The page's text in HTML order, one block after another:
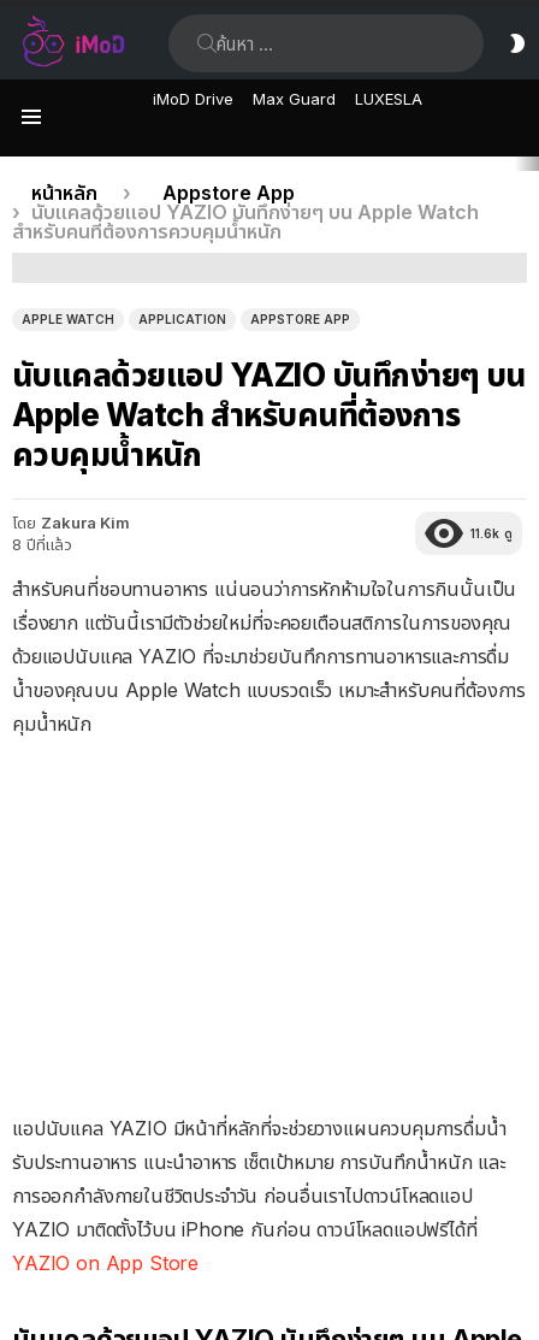
iMoD Drive Max Guard LUXESLA
เรื่อง
ล่าสุด
คุณอยู่ที่นี่:
หน้าหลัก
Appstore App
นับแคลด้วยแอป YAZIO บันทึกง่ายๆ บน Apple Watch
สำหรับคนที่ต้องการควบคุมน้ำหนัก
APPLE WATCH APPLICATION APPSTORE APP
นับแคลด้วยแอป YAZIO บันทึกง่ายๆ บน
Apple Watch สำหรับคนที่ต้องการ
ควบคุมน้ำหนัก
โดย Zakura Kim
8 ปีที่แล้ว
11.6k ดู
สำหรับคนที่ชอบทานอาหาร แน่นอนว่าการหักห้ามใจในการกินนั้นเป็น
เรื่องยาก แต่วันนี้เรามีตัวช่วยใหม่ที่จะคอยเตือนสติการในการของคุณ
ด้วยแอปนับแคล YAZIO ที่จะมาช่วยบันทึกการทานอาหารและการดื่ม
น้ำของคุณบน Apple Watch แบบรวดเร็ว เหมาะสำหรับคนที่ต้องการ
คุมน้ำหนัก
แอปนับแคล YAZIO มีหน้าที่หลักที่จะช่วยวางแผนควบคุมการดื่มน้ำ
รับประทานอาหาร แนะนำอาหาร เซ็ตเป้าหมาย การบันทึกน้ำหนัก และ
การออกกำลังกายในชีวิตประจำวัน ก่อนอื่นเราไปดาวน์โหลดแอป
YAZIO มาติดตั้งไว้บน iPhone กันก่อน ดาวน์โหลดแอปฟรีได้ที่
YAZIO on App Store